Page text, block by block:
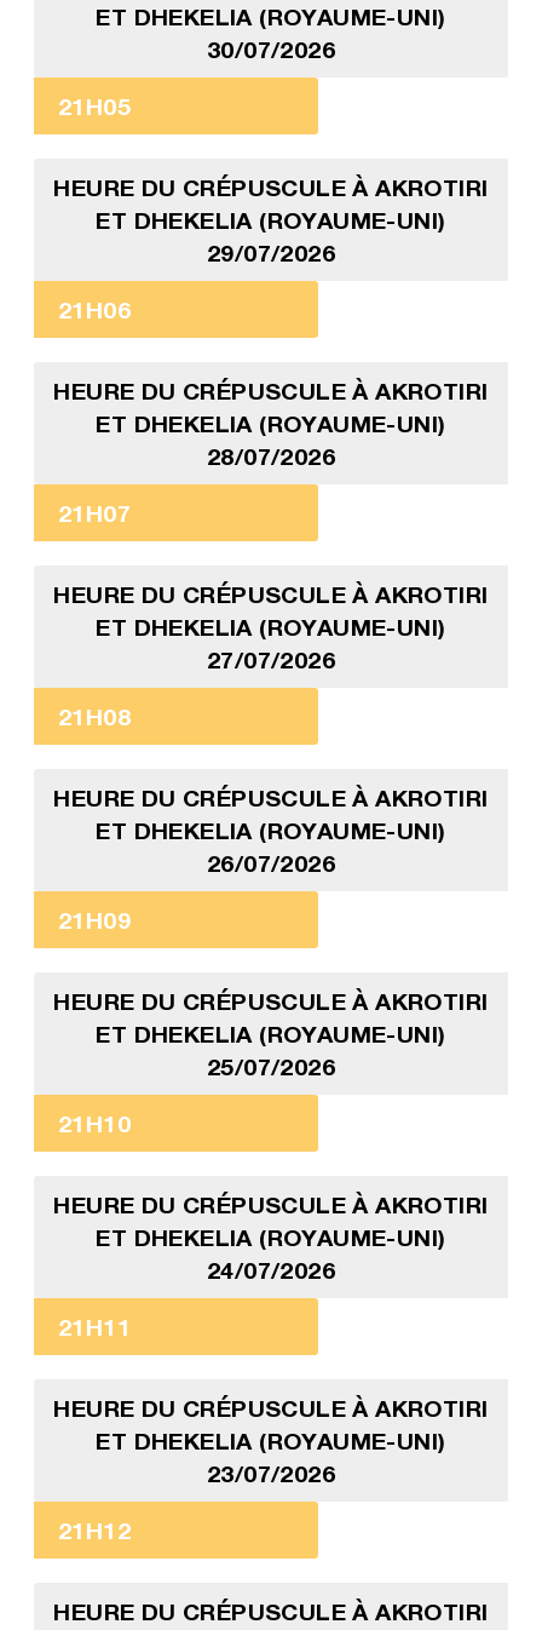
ET DHEKELIA (ROYAUME-UNI)
30/07/2026
21H05
HEURE DU CRÉPUSCULE À AKROTIRI
ET DHEKELIA (ROYAUME-UNI)
29/07/2026
21H06
HEURE DU CRÉPUSCULE À AKROTIRI
ET DHEKELIA (ROYAUME-UNI)
28/07/2026
21H07
HEURE DU CRÉPUSCULE À AKROTIRI
ET DHEKELIA (ROYAUME-UNI)
27/07/2026
21H08
HEURE DU CRÉPUSCULE À AKROTIRI
ET DHEKELIA (ROYAUME-UNI)
26/07/2026
21H09
HEURE DU CRÉPUSCULE À AKROTIRI
ET DHEKELIA (ROYAUME-UNI)
25/07/2026
21H10
HEURE DU CRÉPUSCULE À AKROTIRI
ET DHEKELIA (ROYAUME-UNI)
24/07/2026
21H11
HEURE DU CRÉPUSCULE À AKROTIRI
ET DHEKELIA (ROYAUME-UNI)
23/07/2026
21H12
HEURE DU CRÉPUSCULE À AKROTIRI